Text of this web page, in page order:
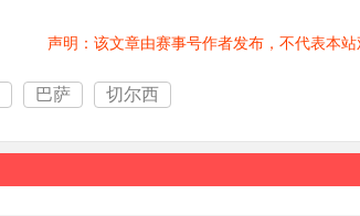
声明：该文章由赛事号作者发布，不代表本站
巴萨 切尔西